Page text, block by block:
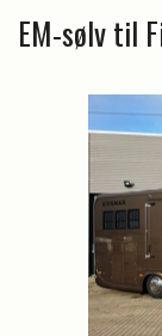
EM-sølv til